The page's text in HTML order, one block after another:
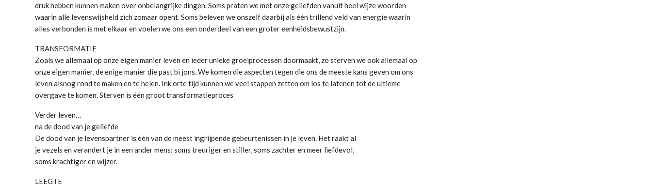
druk hebben kunnen maken over onbelangrijke dingen. Soms praten we met onze geliefden vanuit heel wijze woorden
waarin alle levenswijsheid zich zomaar opent. Soms beleven we onszelf daarbij als één trillend veld van energie waarin
alles verbonden is met elkaar en voelen we ons een onderdeel van een groter eenheidsbewustzijn.
TRANSFORMATIE
Zoals we allemaal op onze eigen manier leven en ieder unieke groeiprocessen doormaakt, zo sterven we ook allemaal op
onze eigen manier, de enige manier die past bi jons. We komen die aspecten tegen die ons de meeste kans geven om ons
leven alsnog rond te maken en te helen. Ink orte tijd kunnen we veel stappen zetten om los te latenen tot de ultieme
overgave te komen. Sterven is één groot transformatieproces
Verder leven…
na de dood van je geliefde
De dood van je levenspartner is één van de meest ingrijpende gebeurtenissen in je leven. Het raakt al
je vezels en verandert je in een ander mens: soms treuriger en stiller, soms zachter en meer liefdevol,
soms krachtiger en wijzer.
LEEGTE